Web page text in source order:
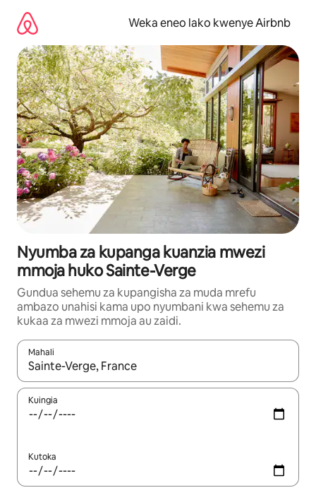
kwenda
kwenye
maudhui
Weka eneo lako kwenye Airbnb
Nyumba za kupanga kuanzia mwezi
mmoja huko Sainte-Verge
Gundua sehemu za kupangisha za muda mrefu
ambazo unahisi kama upo nyumbani kwa sehemu za
kukaa za mwezi mmoja au zaidi.
Mahali
Wakati matokeo yanapatikana, vinjari kwa kutumia vitufe vya
Kuingia
Kutoka